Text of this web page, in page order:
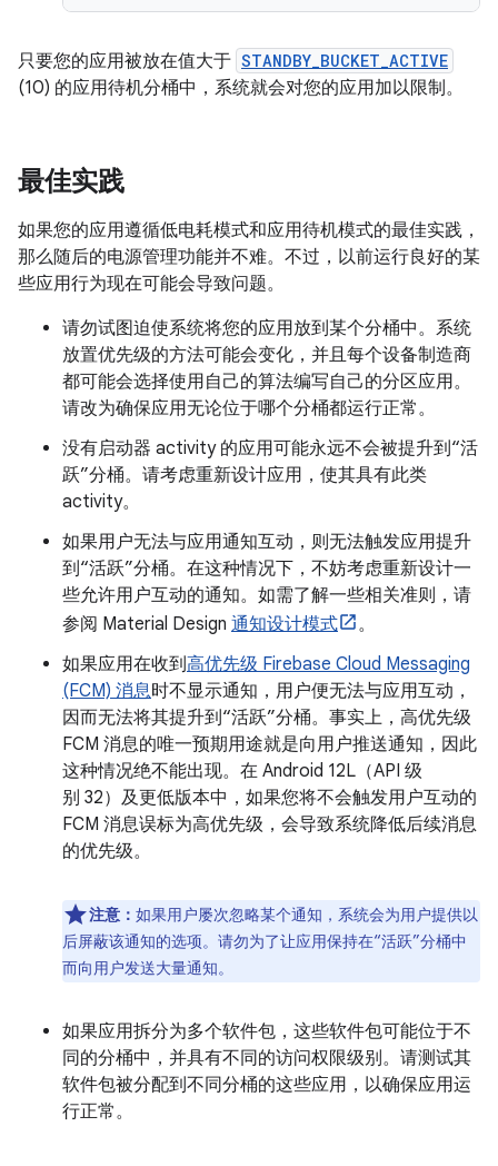
只要您的应用被放在值大于 STANDBY_BUCKET_ACTIVE
(10) 的应用待机分桶中，系统就会对您的应用加以限制。
最佳实践
如果您的应用遵循低电耗模式和应用待机模式的最佳实践，
那么随后的电源管理功能并不难。不过，以前运行良好的某
些应用行为现在可能会导致问题。
请勿试图迫使系统将您的应用放到某个分桶中。系统
放置优先级的方法可能会变化，并且每个设备制造商
都可能会选择使用自己的算法编写自己的分区应用。
请改为确保应用无论位于哪个分桶都运行正常。
没有启动器 activity 的应用可能永远不会被提升到“活
跃”分桶。请考虑重新设计应用，使其具有此类
activity。
如果用户无法与应用通知互动，则无法触发应用提升
到“活跃”分桶。在这种情况下，不妨考虑重新设计一
些允许用户互动的通知。如需了解一些相关准则，请
参阅 Material Design 通知设计模式
。
如果应用在收到高优先级 Firebase Cloud Messaging
(FCM) 消息时不显示通知，用户便无法与应用互动，
因而无法将其提升到“活跃”分桶。事实上，高优先级
FCM 消息的唯一预期用途就是向用户推送通知，因此
这种情况绝不能出现。在 Android 12L（API 级
别 32）及更低版本中，如果您将不会触发用户互动的
FCM 消息误标为高优先级，会导致系统降低后续消息
的优先级。
注意： 如果用户屡次忽略某个通知，系统会为用户提供以
后屏蔽该通知的选项。请勿为了让应用保持在“活跃”分桶中
而向用户发送大量通知。
如果应用拆分为多个软件包，这些软件包可能位于不
同的分桶中，并具有不同的访问权限级别。请测试其
软件包被分配到不同分桶的这些应用，以确保应用运
行正常。